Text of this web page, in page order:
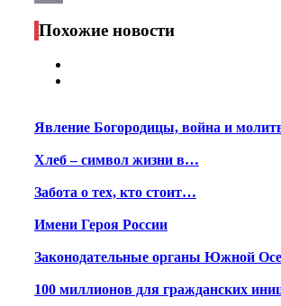
Print
Похожие новости
Явление Богородицы, война и
Хлеб – символ жизни в…
Забота о тех, кто стоит…
Имени Героя России
Законодательные органы Южной
100 миллионов для гражданских